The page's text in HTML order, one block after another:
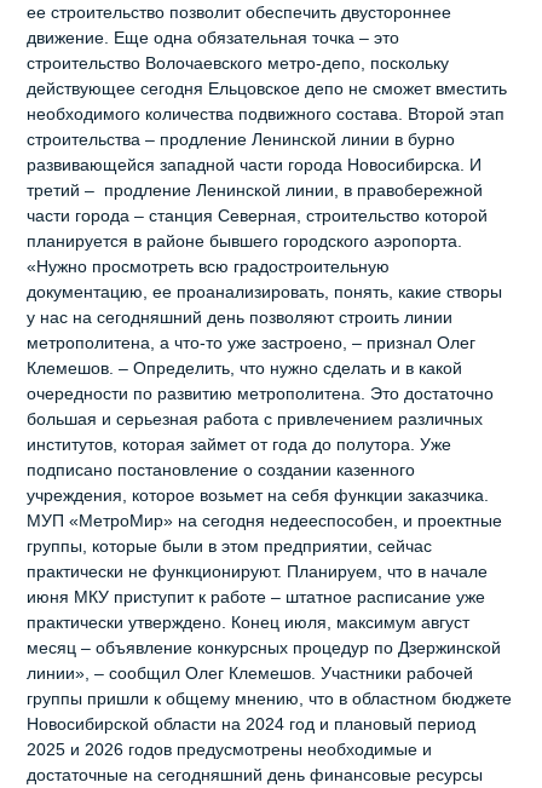
ее строительство позволит обеспечить двустороннее
движение. Еще одна обязательная точка – это
строительство Волочаевского метро-депо, поскольку
действующее сегодня Ельцовское депо не сможет вместить
необходимого количества подвижного состава. Второй этап
строительства – продление Ленинской линии в бурно
развивающейся западной части города Новосибирска. И
третий – продление Ленинской линии, в правобережной
части города – станция Северная, строительство которой
планируется в районе бывшего городского аэропорта.
«Нужно просмотреть всю градостроительную
документацию, ее проанализировать, понять, какие створы
у нас на сегодняшний день позволяют строить линии
метрополитена, а что-то уже застроено, – признал Олег
Клемешов. – Определить, что нужно сделать и в какой
очередности по развитию метрополитена. Это достаточно
большая и серьезная работа с привлечением различных
институтов, которая займет от года до полутора. Уже
подписано постановление о создании казенного
учреждения, которое возьмет на себя функции заказчика.
МУП «МетроМир» на сегодня недееспособен, и проектные
группы, которые были в этом предприятии, сейчас
практически не функционируют. Планируем, что в начале
июня МКУ приступит к работе – штатное расписание уже
практически утверждено. Конец июля, максимум август
месяц – объявление конкурсных процедур по Дзержинской
линии», – сообщил Олег Клемешов. Участники рабочей
группы пришли к общему мнению, что в областном бюджете
Новосибирской области на 2024 год и плановый период
2025 и 2026 годов предусмотрены необходимые и
достаточные на сегодняшний день финансовые ресурсы